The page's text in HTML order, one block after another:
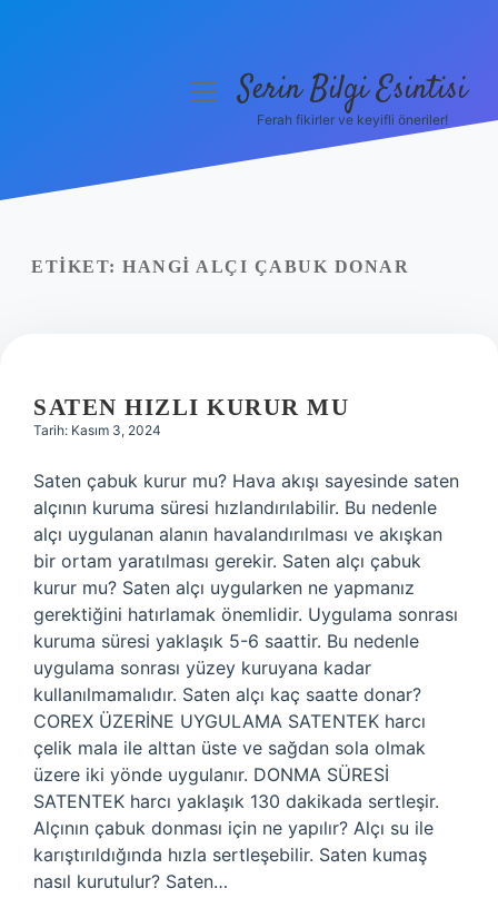
Yasal Uyarı
menüyüSerin Bilgi Esintisi
Ferah fikirler ve keyifli öneriler!
ETIKET: HANGI ALÇI ÇABUK DONAR
SATEN HIZLI KURUR MU
Tarih: Kasım 3, 2024
Saten çabuk kurur mu? Hava akışı sayesinde saten
alçının kuruma süresi hızlandırılabilir. Bu nedenle
alçı uygulanan alanın havalandırılması ve akışkan
bir ortam yaratılması gerekir. Saten alçı çabuk
kurur mu? Saten alçı uygularken ne yapmanız
gerektiğini hatırlamak önemlidir. Uygulama sonrası
kuruma süresi yaklaşık 5-6 saattir. Bu nedenle
uygulama sonrası yüzey kuruyana kadar
kullanılmamalıdır. Saten alçı kaç saatte donar?
COREX ÜZERİNE UYGULAMA SATENTEK harcı
çelik mala ile alttan üste ve sağdan sola olmak
üzere iki yönde uygulanır. DONMA SÜRESİ
SATENTEK harcı yaklaşık 130 dakikada sertleşir.
Alçının çabuk donması için ne yapılır? Alçı su ile
karıştırıldığında hızla sertleşebilir. Saten kumaş
nasıl kurutulur? Saten…